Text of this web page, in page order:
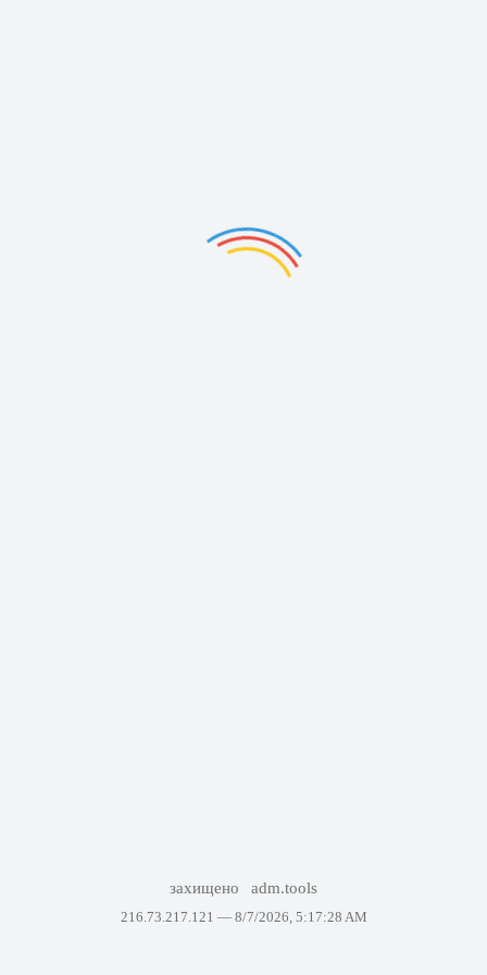
захищено adm.tools
216.73.217.121 — 8/7/2026, 5:17:28 AM